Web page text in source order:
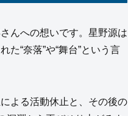
んへの想いです。星野源は
“奈落”や“舞台”という言
よる活動休止と、その後の